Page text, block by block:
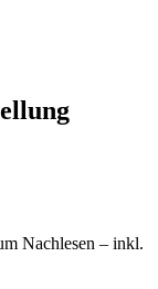
Nachlesen – inkl.